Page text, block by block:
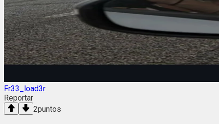
Fr33_load3r
Reportar
2puntos